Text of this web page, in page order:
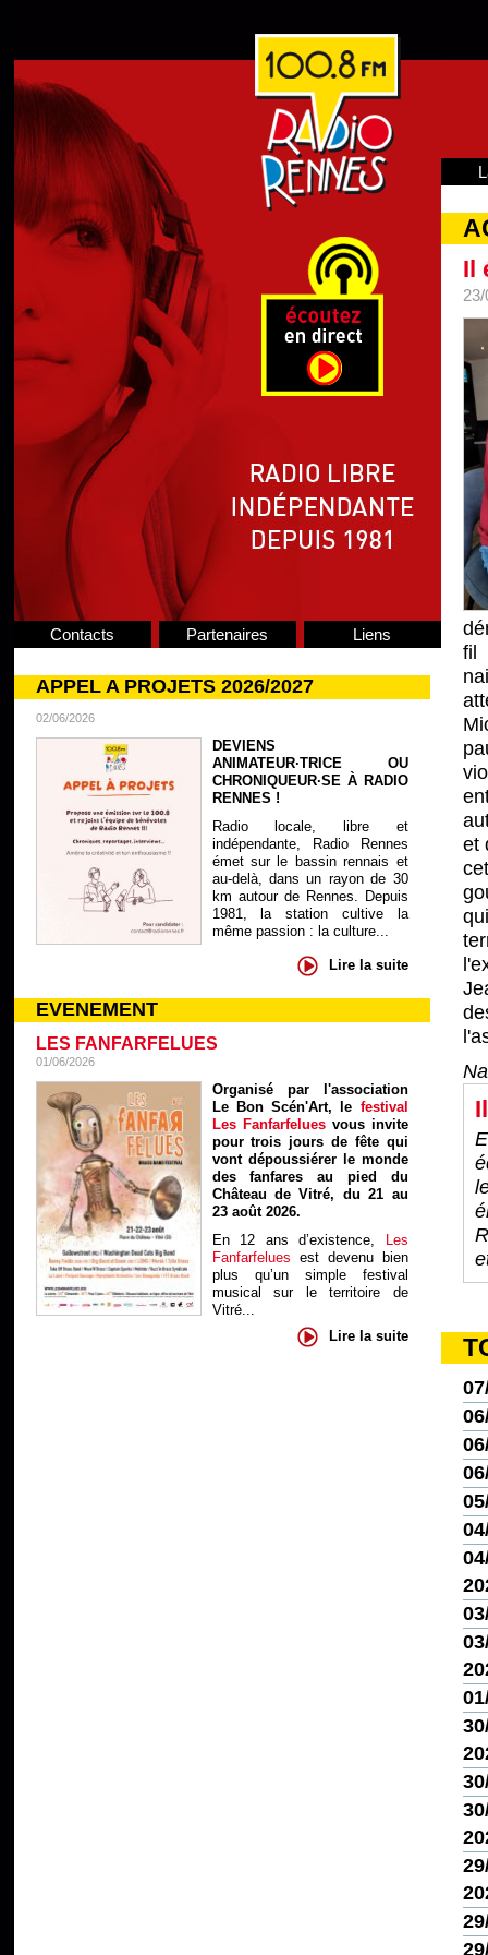
Contacts Partenaires Liens
APPEL A PROJETS 2026/2027
02/06/2026
DEVIENS
ANIMATEUR·TRICE OU
CHRONIQUEUR·SE À RADIO
RENNES !
Radio locale, libre et
indépendante, Radio Rennes
émet sur le bassin rennais et
au-delà, dans un rayon de 30
km autour de Rennes. Depuis
1981, la station cultive la
même passion : la culture...
Lire la suite
EVENEMENT
LES FANFARFELUES
01/06/2026
Organisé par l'association
Le Bon Scén'Art, le festival
Les Fanfarfelues vous invite
pour trois jours de fête qui
vont dépoussiérer le monde
des fanfares au pied du
Château de Vitré, du 21 au
23 août 2026.
En 12 ans d’existence, Les
Fanfarfelues est devenu bien
plus qu’un simple festival
musical sur le territoire de
Vitré...
Lire la suite
Il
fil
et